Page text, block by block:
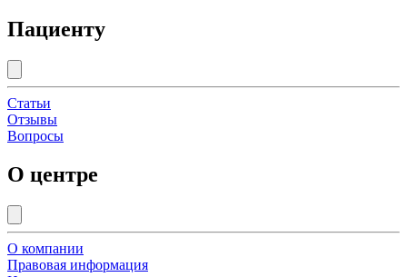
Пациенту
Статьи
Отзывы
Вопросы
О центре
О компании
Правовая информация